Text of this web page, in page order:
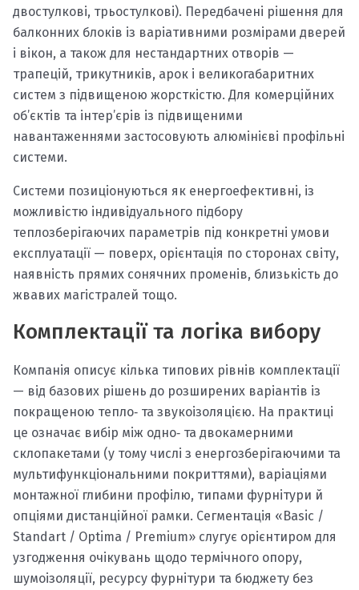
двостулкові, трьостулкові). Передбачені рішення для
балконних блоків із варіативними розмірами дверей
і вікон, а також для нестандартних отворів —
трапецій, трикутників, арок і великогабаритних
систем з підвищеною жорсткістю. Для комерційних
об’єктів та інтер’єрів із підвищеними
навантаженнями застосовують алюмінієві профільні
системи.
Системи позиціонуються як енергоефективні, із
можливістю індивідуального підбору
теплозберігаючих параметрів під конкретні умови
експлуатації — поверх, орієнтація по сторонах світу,
наявність прямих сонячних променів, близькість до
жвавих магістралей тощо.
Комплектації та логіка вибору
Компанія описує кілька типових рівнів комплектації
— від базових рішень до розширених варіантів із
покращеною тепло‑ та звукоізоляцією. На практиці
це означає вибір між одно‑ та двокамерними
склопакетами (у тому числі з енергозберігаючими та
мультифункціональними покриттями), варіаціями
монтажної глибини профілю, типами фурнітури й
опціями дистанційної рамки. Сегментація «Basic /
Standart / Optima / Premium» слугує орієнтиром для
узгодження очікувань щодо термічного опору,
шумоізоляції, ресурсу фурнітури та бюджету без